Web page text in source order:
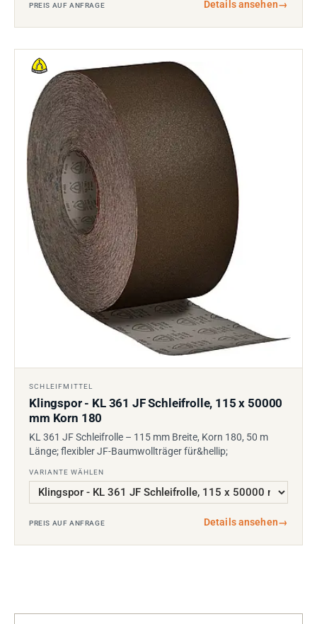
PREIS AUF ANFRAGE Details ansehen→
SCHLEIFMITTEL
Klingspor - KL 361 JF Schleifrolle, 115 x 50000
mm Korn 180
KL 361 JF Schleifrolle – 115 mm Breite, Korn 180, 50 m
Länge; flexibler JF-Baumwollträger für&hellip;
VARIANTE WÄHLEN
PREIS AUF ANFRAGE Details ansehen→